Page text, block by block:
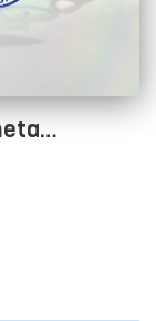
Hisobot